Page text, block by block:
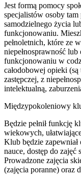
Jest formą pomocy
specjalistów osoby
samodzielnego życia
funkcjonowaniu.
pełnoletnich, które ze
niepełnosprawność
funkcjonowaniu w
całodobowej opieki
zastępczej, z
intelektualną,
Międzypokoleniowy
Będzie pełnił funkcję
wiekowych,
Klub będzie
nauce, dostęp do zajęć
Prowadzone zajęcia
(zajęcia poranne) oraz